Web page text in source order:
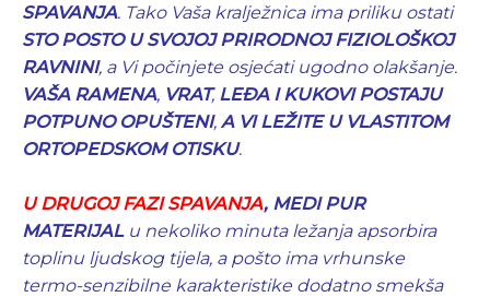
SPAVANJA. Tako Vaša kralježnica ima priliku ostati
STO POSTO U SVOJOJ PRIRODNOJ FIZIOLOŠKOJ
RAVNINI, a Vi počinjete osjećati ugodno olakšanje.
VAŠA RAMENA, VRAT, LEĐA I KUKOVI POSTAJU
POTPUNO OPUŠTENI, A VI LEŽITE U VLASTITOM
ORTOPEDSKOM OTISKU.
U DRUGOJ FAZI SPAVANJA, MEDI PUR
MATERIJAL u nekoliko minuta ležanja apsorbira
toplinu ljudskog tijela, a pošto ima vrhunske
termo-senzibilne karakteristike dodatno smekša